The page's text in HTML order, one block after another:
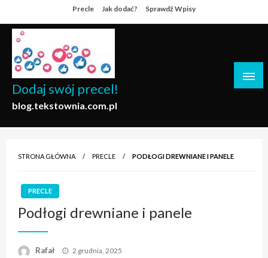
to
content
Precle Jak dodać? Sprawdź Wpisy
Dodaj swój precel!
blog.tekstownia.com.pl
STRONA GŁÓWNA PRECLE PODŁOGI DREWNIANE I PANELE
PRECLE
Podłogi drewniane i panele
Rafał
Opublikowane
2 grudnia, 2025